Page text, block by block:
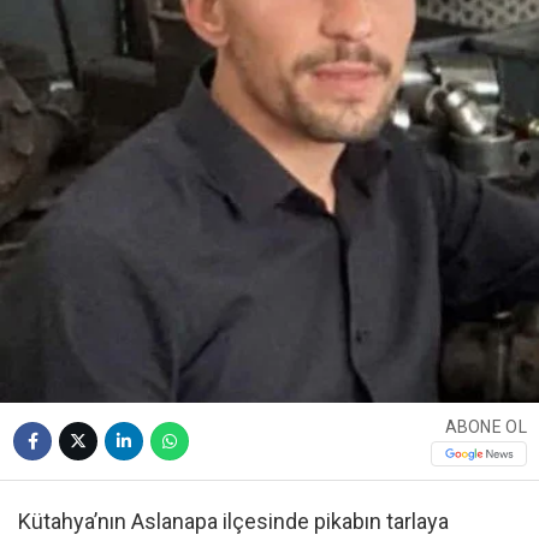
ABONE OL
Kütahya’nın Aslanapa ilçesinde pikabın tarlaya